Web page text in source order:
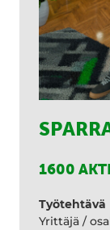
1600
Työtehtävä
Yrittäjä /